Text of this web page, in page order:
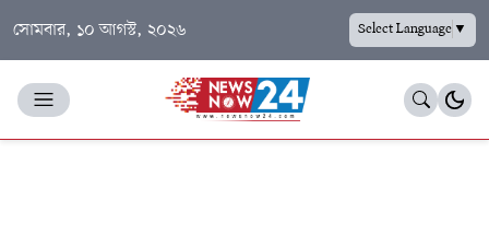
সোমবার, ১০ আগস্ট, ২০২৬ Select Language▼